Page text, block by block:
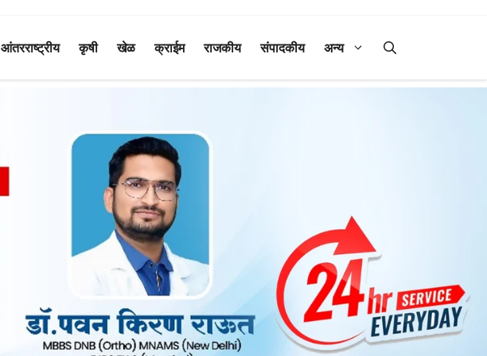
आंतरराष्ट्रीय कृषी खेळ क्राईम राजकीय संपादकीय अन्य